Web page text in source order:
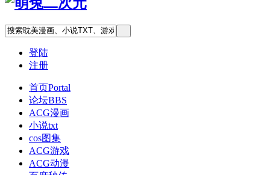
登陆
注册
首页Portal
论坛BBS
ACG漫画
小说txt
cos图集
ACG游戏
ACG动漫